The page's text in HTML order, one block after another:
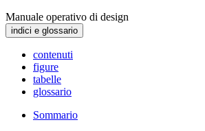
Manuale operativo di design
indici e glossario
contenuti
figure
tabelle
glossario
Sommario